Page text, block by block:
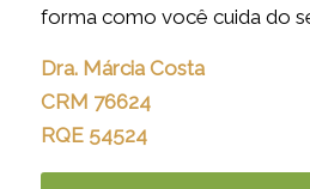
forma como você cuida do
Dra. Márcia Costa
CRM 76624
RQE 54524